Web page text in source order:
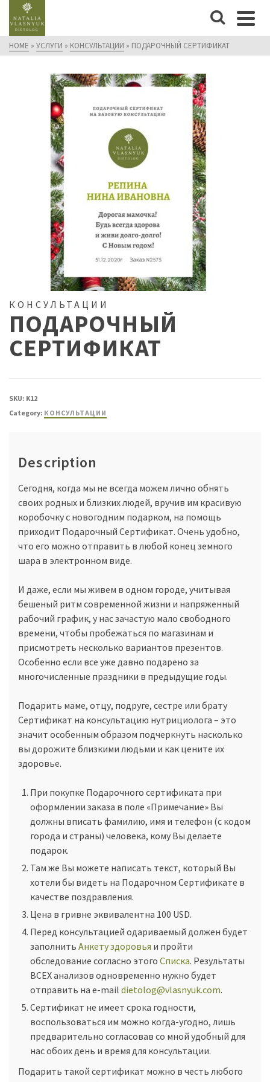
HOME » УСЛУГИ » КОНСУЛЬТАЦИИ » ПОДАРОЧНЫЙ СЕРТИФИКАТ
КОНСУЛЬТАЦИИ
ПОДАРОЧНЫЙ
СЕРТИФИКАТ
SKU: K12
Category: КОНСУЛЬТАЦИИ
Description
Сегодня, когда мы не всегда можем лично обнять
своих родных и близких людей, вручив им красивую
коробочку с новогодним подарком, на помощь
приходит Подарочный Сертификат. Очень удобно,
что его можно отправить в любой конец земного
шара в электронном виде.
И даже, если мы живем в одном городе, учитывая
бешеный ритм современной жизни и напряженный
рабочий график, у нас зачастую мало свободного
времени, чтобы пробежаться по магазинам и
присмотреть несколько вариантов презентов.
Особенно если все уже давно подарено за
многочисленные праздники в предыдущие годы.
Подарить маме, отцу, подруге, сестре или брату
Сертификат на консультацию нутрициолога – это
значит особенным образом подчеркнуть насколько
вы дорожите близкими людьми и как цените их
здоровье.
При покупке Подарочного сертификата при
оформлении заказа в поле «Примечание» Вы
должны вписать фамилию, имя и телефон (с кодом
города и страны) человека, кому Вы делаете
подарок.
Там же Вы можете написать текст, который Вы
хотели бы видеть на Подарочном Сертификате в
качестве поздравления.
Цена в гривне эквивалентна 100 USD.
Перед консультацией одариваемый должен будет
заполнить Анкету здоровья и пройти
обследование согласно этого Списка. Результаты
ВСЕХ анализов одновременно нужно будет
отправить на е-mail dietolog@vlasnyuk.com.
Сертификат не имеет срока годности,
воспользоваться им можно когда-угодно, лишь
предварительно согласовав со мной удобный для
нас обоих день и время для консультации.
Подарить такой сертификат можно в честь любого